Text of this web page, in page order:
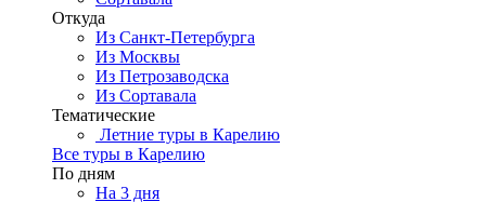
Откуда
Из Санкт-Петербурга
Из Москвы
Из Петрозаводска
Из Сортавала
Тематические
Летние туры в Карелию
Все туры в Карелию
По дням
На 3 дня